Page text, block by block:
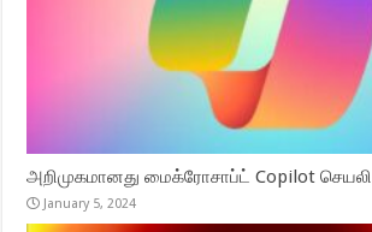
அறிமுகமானது மைக்ரோசாப்ட் Copilot செயலி
January 5, 2024